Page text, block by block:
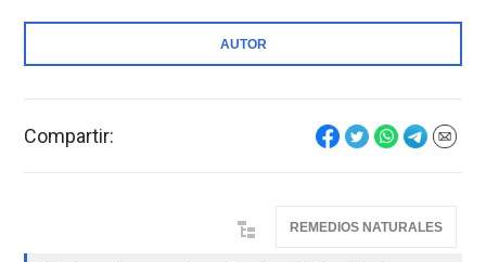
AUTOR
Compartir:
REMEDIOS NATURALES